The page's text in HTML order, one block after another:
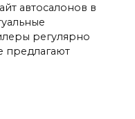
автосалонов в
регулярно
предлагают